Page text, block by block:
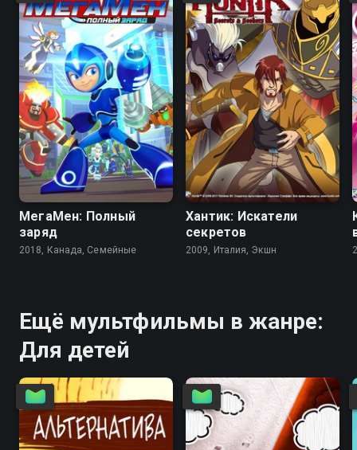
8.9 4.2
МегаМен: Полный
заряд
2018, Канада, Семейные
7.3 8.2
Хантик: Искатели
секретов
2009, Италия, Экшн
Ещё мультфильмы в жанре:
Для детей